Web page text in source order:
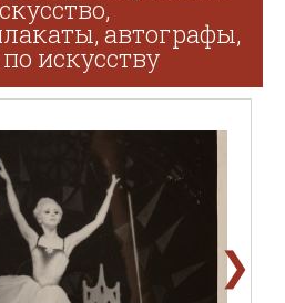
автографы,
искусству
❯